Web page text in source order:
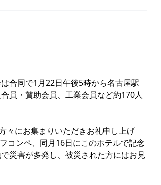
合同で1月22日午後5時から名古屋駅
員・賛助会員、工業会員など約170人
々にお集まりいただきお礼申し上げ
コンペ、同月16日にこのホテルで記念
災害が多発し、被災された方にはお見